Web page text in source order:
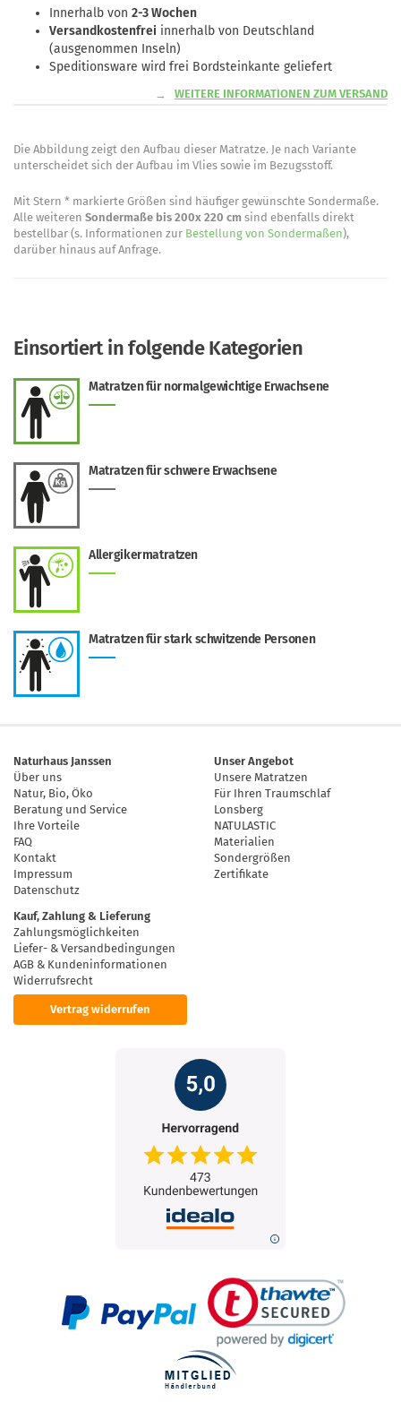
Innerhalb von 2-3 Wochen
Versandkostenfrei innerhalb von Deutschland
(ausgenommen Inseln)
Speditionsware wird frei Bordsteinkante geliefert
WEITERE INFORMATIONEN ZUM VERSAND
Die Abbildung zeigt den Aufbau dieser Matratze. Je nach Variante
unterscheidet sich der Aufbau im Vlies sowie im Bezugsstoff.
Mit Stern * markierte Größen sind häufiger gewünschte Sondermaße.
Alle weiteren Sondermaße bis 200x 220 cm sind ebenfalls direkt
bestellbar (s. Informationen zur Bestellung von Sondermaßen),
darüber hinaus auf Anfrage.
Einsortiert in folgende Kategorien
Matratzen für normalgewichtige Erwachsene
Matratzen für schwere Erwachsene
Allergikermatratzen
Matratzen für stark schwitzende Personen
Naturhaus Janssen
Über uns
Natur, Bio, Öko
Beratung und Service
Ihre Vorteile
FAQ
Kontakt
Impressum
Datenschutz
Unser Angebot
Unsere Matratzen
Für Ihren Traumschlaf
Lonsberg
NATULASTIC
Materialien
Sondergrößen
Zertifikate
Kauf, Zahlung & Lieferung
Zahlungsmöglichkeiten
Liefer- & Versandbedingungen
AGB & Kundeninformationen
Widerrufsrecht
Vertrag widerrufen